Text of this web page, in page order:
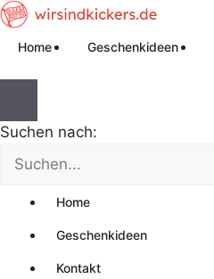
Home Geschenkideen
Suchen nach:
Home
Geschenkideen
Kontakt